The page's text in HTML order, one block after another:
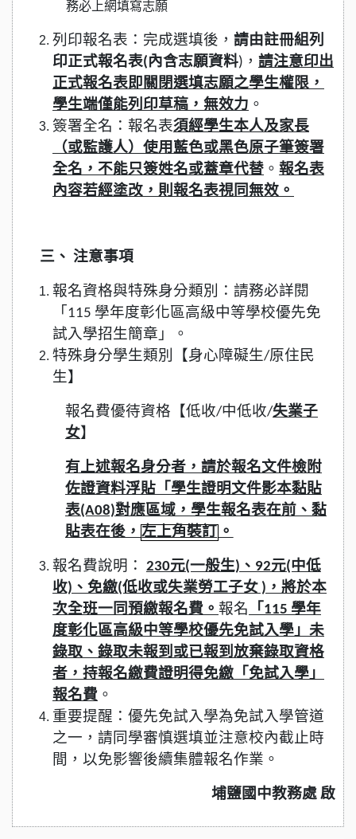
務必上網填寫志願
列印報名表：完成選填後， 請由註冊組列
印正式報名表(內含志願資料)， 請注意印出
正式報名表即關閉選填志願之學生權限，
學生端僅能列印草稿，無效力 。
簽署全名：報名表須經學生本人及家長
（或監護人）使用藍色或黑色原子筆簽署
全名，不能只簽姓名或蓋章代替 。 報名表
內容若經塗改，則報名表視同無效。
三、 注意事項
報名資格與特殊身分類別：請務必詳閱
「115 學年度彰化區高級中等學校優先免
試入學招生簡章」。
特殊身分學生類別【身心障礙生/原住民
生】
報名費優待資格【低收/中低收/失業子
女】
有上述報名身分者，請於報名文件檢附
佐證資料浮貼「學生證明文件影本黏貼
表(A08)對應區域，學生報名表在前、黏
貼表在後， 左上角裝訂 。
報名費說明： 230元(一般生)、92元(中低
收)、免繳(低收或失業勞工子女 )，將於本
次全班一同預繳報名費。 報名
「115 學年
度彰化區高級中等學校優先免試入學」未
錄取、錄取未報到或已報到放棄錄取資格
者，持報名繳費證明得免繳「免試入學」
報名費 。
重要提醒：優先免試入學為免試入學管道
之一，請同學審慎選填並注意校內截止時
間，以免影響後續集體報名作業。
埔鹽國中教務處 啟